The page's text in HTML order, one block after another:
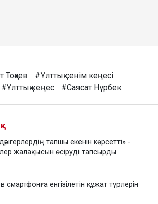
#Ұлттық сенім кеңесі
#Ұлттық кеңес #Саясат Нұрбек
тапшы екенін көрсетті» -
жалақысын өсіруді тапсырды
енгізілетін құжат түрлерін